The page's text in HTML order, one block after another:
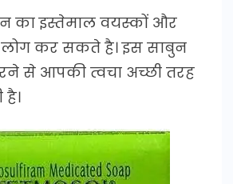
का इस्तेमाल वयस्कों और
लोग कर सकते है। इस साबुन
से आपकी त्वचा अच्छी तरह